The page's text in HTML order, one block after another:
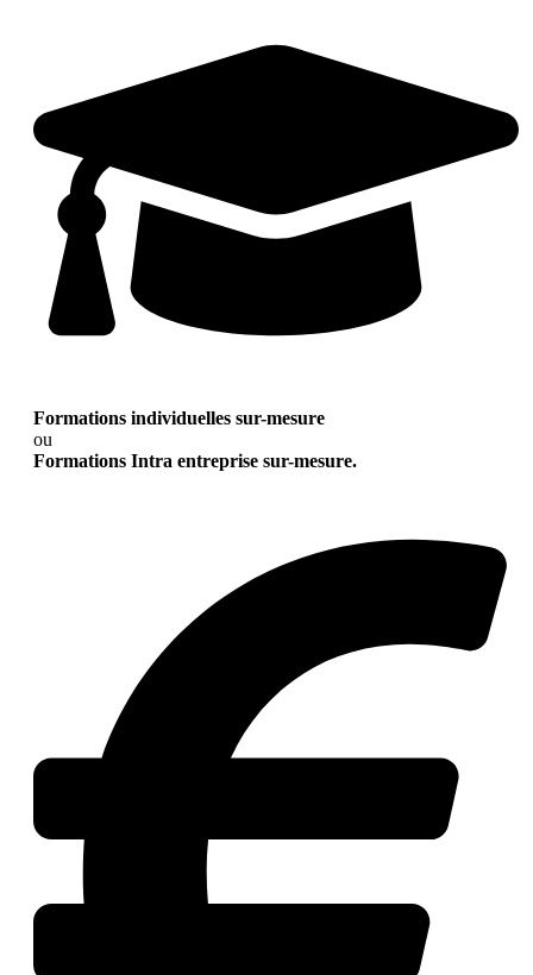
Formations individuelles sur-mesure
ou
Formations Intra entreprise sur-mesure.